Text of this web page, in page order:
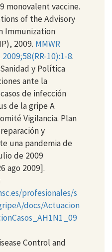
monovalent vaccine.
of the Advisory
Immunization
2009. MMWR
10):1-8.
y Política
ante la
de infección
de la gripe A
Vigilancia. Plan
y
una pandemia de
de 2009
ago 2009].
profesionales/s
docs/Actuacion
Control and